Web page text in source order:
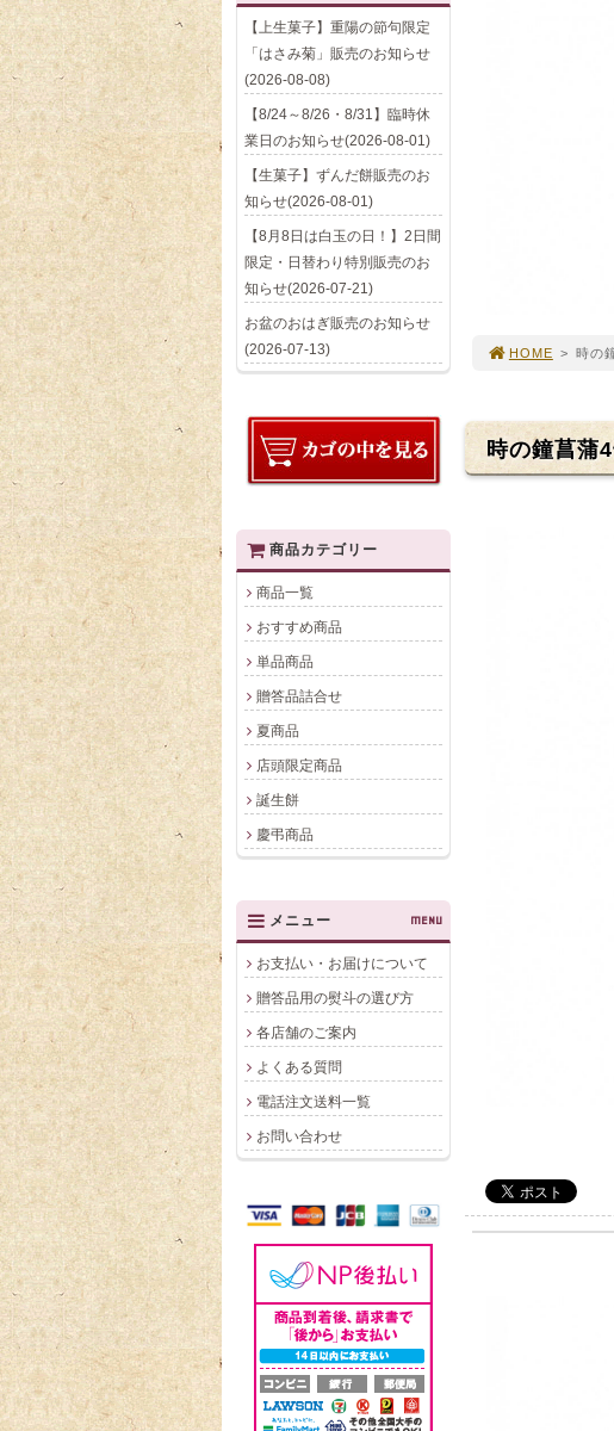
HOME > 時の
時の鐘菖蒲
【上生菓子】重陽の節句限定
「はさみ菊」販売のお知らせ
(2026-08-08)
【8/24～8/26・8/31】臨時休
業日のお知らせ(2026-08-01)
【生菓子】ずんだ餅販売のお
知らせ(2026-08-01)
【8月8日は白玉の日！】2日間
限定・日替わり特別販売のお
知らせ(2026-07-21)
お盆のおはぎ販売のお知らせ
(2026-07-13)
商品カテゴリー
商品一覧
おすすめ商品
単品商品
贈答品詰合せ
夏商品
店頭限定商品
誕生餅
慶弔商品
メニュー MENU
お支払い・お届けについて
贈答品用の熨斗の選び方
各店舗のご案内
よくある質問
電話注文送料一覧
お問い合わせ